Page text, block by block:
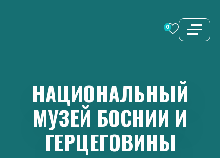
0
НАЦИОНАЛЬНЫЙ
МУЗЕЙ БОСНИИ И
ГЕРЦЕГОВИНЫ